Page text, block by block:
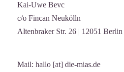
Kai-Uwe Bevc
c/o Fincan Neukölln
Altenbraker Str. 26 | 12051 Berlin
Mail: hallo [at] die-mias.de